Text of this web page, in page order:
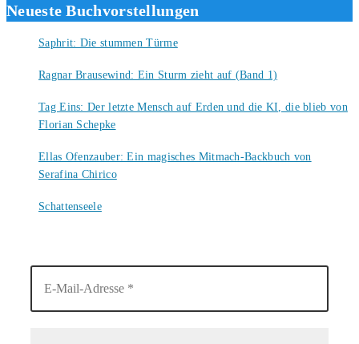
Neueste Buchvorstellungen
Saphrit: Die stummen Türme
Ragnar Brausewind: Ein Sturm zieht auf (Band 1)
Tag Eins: Der letzte Mensch auf Erden und die KI, die blieb von
Florian Schepke
Ellas Ofenzauber: Ein magisches Mitmach-Backbuch von
Serafina Chirico
Schattenseele